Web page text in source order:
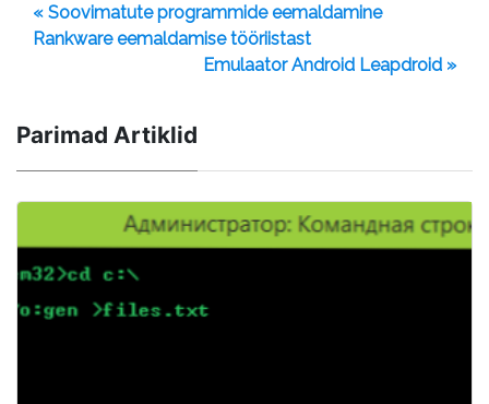
« Soovimatute programmide eemaldamine
Rankware eemaldamise tööriistast
Emulaator Android Leapdroid »
Parimad Artiklid